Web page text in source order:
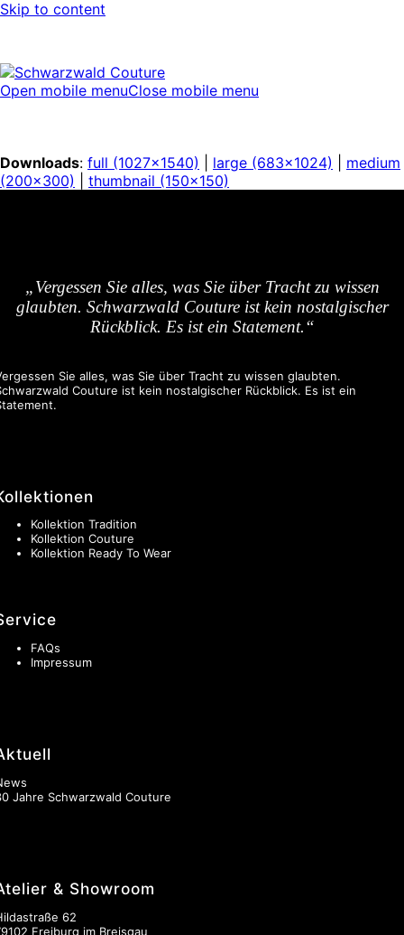
Skip to content
Open mobile menuClose mobile menu
Downloads: full (1027x1540) large (683x1024)
medium
(200x300)
thumbnail (150x150)
„Vergessen Sie alles, was Sie über Tracht zu wissen
glaubten. Schwarzwald Couture ist kein nostalgischer
Rückblick. Es ist ein Statement.“
Sie alles, was Sie über Tracht zu wissen glaubten.
Couture ist kein nostalgischer Rückblick. Es ist ein
Kollektion Tradition
Kollektion Couture
Kollektion Ready To Wear
FAQs
Impressum
Jahre Schwarzwald Couture
& Showroom
62
Freiburg im Breisgau